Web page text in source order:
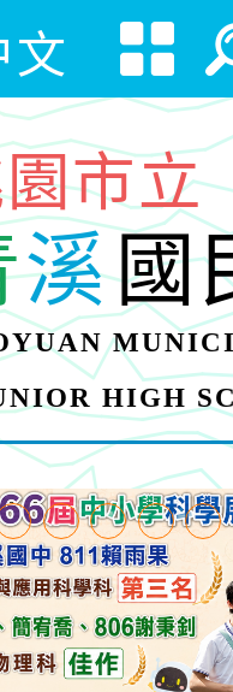
文
市立
溪國
HIGH
府政風處